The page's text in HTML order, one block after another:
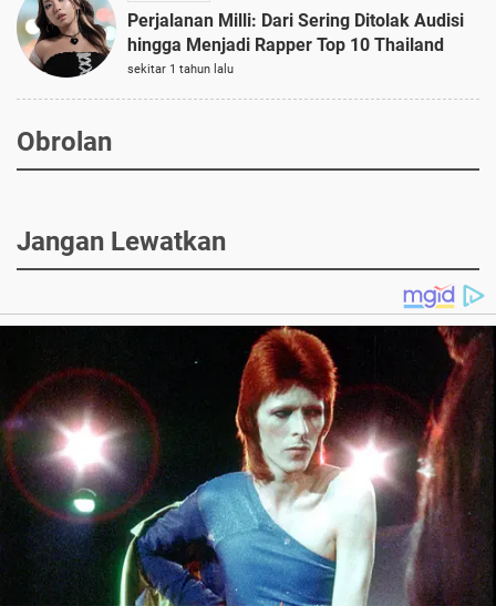
Perjalanan Milli: Dari Sering Ditolak Audisi
hingga Menjadi Rapper Top 10 Thailand
sekitar 1 tahun lalu
Obrolan
Jangan Lewatkan